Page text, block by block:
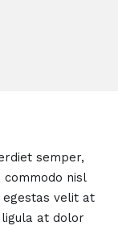
semper,
nisl
egestas velit at
at dolor